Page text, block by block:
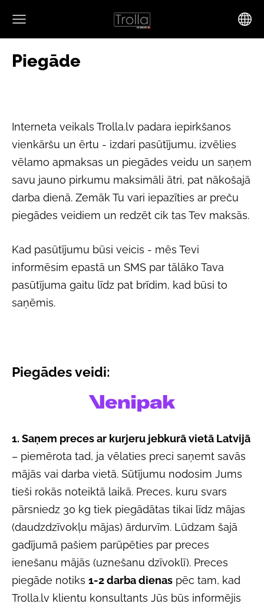
Piegāde
Interneta veikals Trolla.lv padara iepirkšanos
vienkāršu un ērtu - izdari pasūtījumu, izvēlies
vēlamo apmaksas un piegādes veidu un saņem
savu jauno pirkumu maksimāli ātri, pat nākošajā
darba dienā. Zemāk Tu vari iepazīties ar preču
piegādes veidiem un redzēt cik tas Tev maksās.
Kad pasūtījumu būsi veicis - mēs Tevi
informēsim epastā un SMS par tālāko Tava
pasūtījuma gaitu līdz pat brīdim, kad būsi to
saņēmis.
Piegādes veidi:
1. Saņem preces ar kurjeru jebkurā vietā Latvijā
– piemērota tad, ja vēlaties preci saņemt savās
mājās vai darba vietā. Sūtījumu nodosim Jums
tieši rokās noteiktā laikā. Preces, kuru svars
pārsniedz 30 kg tiek piegādātas tikai līdz mājas
(daudzdzīvokļu mājas) ārdurvīm. Lūdzam šajā
gadījumā pašiem parūpēties par preces
ienešanu mājās (uznešanu dzīvoklī). Preces
piegāde notiks 1-2 darba dienas pēc tam, kad
Trolla.lv klientu konsultants Jūs būs informējis